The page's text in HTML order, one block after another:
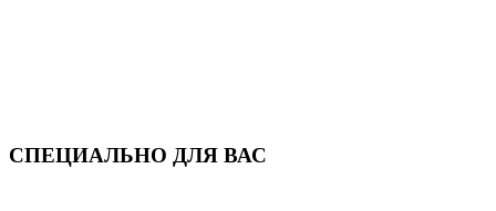
СПЕЦИАЛЬНО ДЛЯ ВАС